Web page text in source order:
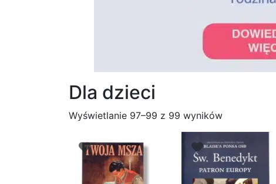
Dla dzieci
Wyświetlanie 97–99 z 99 wynikówPosortowane
według
najnowszych